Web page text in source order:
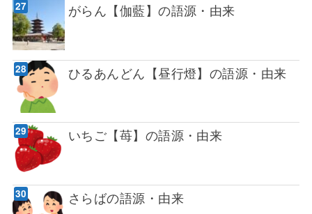
がらん【伽藍】の語源・由来
ひるあんどん【昼行燈】の語源・由来
いちご【苺】の語源・由来
さらばの語源・由来